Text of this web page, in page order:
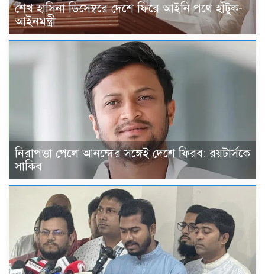
শেখ হাসিনা ডিসেম্বরে দেশে ফিরে আইনি পথে হাঁটুক-
আইনমন্ত্রী
নিরাপত্তা পেলে আনন্দের সঙ্গেই দেশে ফিরব: রয়টার্সকে
সাকিব